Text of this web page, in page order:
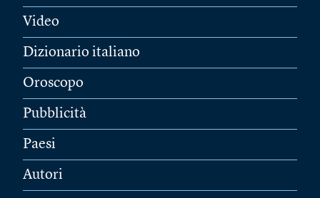
Video
Dizionario italiano
Oroscopo
Pubblicità
Paesi
Autori